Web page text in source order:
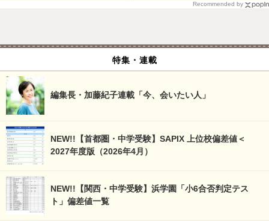
Recommended by
特集・連載
編集長・加藤紀子連載「今、会いたい人」
NEW!!【首都圏・中学受験】SAPIX 上位校偏差値＜
2027年度版（2026年4月）
NEW!!【関西・中学受験】浜学園「小6合否判定テス
ト」偏差値一覧